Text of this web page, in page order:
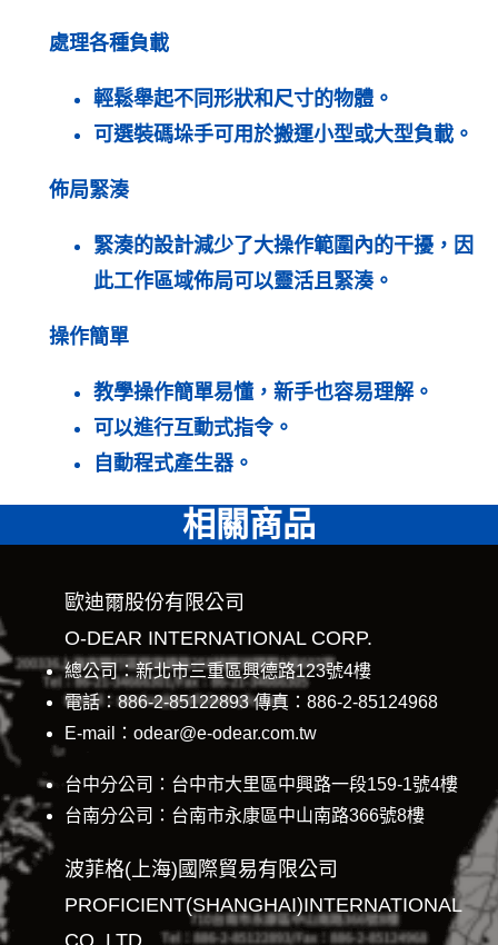
處理各種負載
輕鬆舉起不同形狀和尺寸的物體。
可選裝碼垛手可用於搬運小型或大型負載。
佈局緊湊
緊湊的設計減少了大操作範圍內的干擾，因
此工作區域佈局可以靈活且緊湊。
操作簡單
教學操作簡單易懂，新手也容易理解。
可以進行互動式指令。
自動程式產生器。
相關商品
歐迪爾股份有限公司
O-DEAR INTERNATIONAL CORP.
總公司：新北市三重區興德路123號4樓
電話：886-2-85122893 傳真：886-2-85124968
E-mail：odear@e-odear.com.tw
台中分公司：台中市大里區中興路一段159-1號4樓
台南分公司：台南市永康區中山南路366號8樓
波菲格(上海)國際貿易有限公司
PROFICIENT(SHANGHAI)INTERNATIONAL
CO.,LTD.